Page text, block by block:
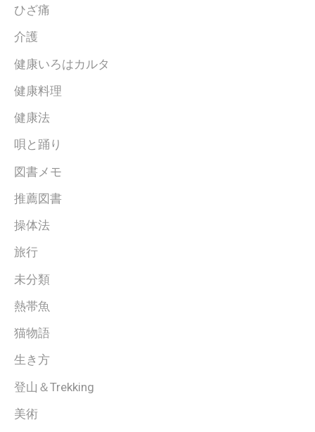
ひざ痛
介護
健康いろはカルタ
健康料理
健康法
唄と踊り
図書メモ
推薦図書
操体法
旅行
未分類
熱帯魚
猫物語
生き方
登山＆Trekking
美術